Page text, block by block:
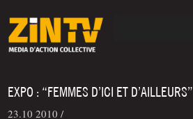
EXPO : “FEMMES D’ICI ET D’AILLEURS”
23.10 2010 /